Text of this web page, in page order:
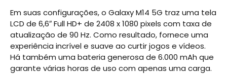
Em suas configurações, o Galaxy M14 5G traz uma tela
LCD de 6,6″ Full HD+ de 2408 x 1080 pixels com taxa de
atualização de 90 Hz. Como resultado, fornece uma
experiência incrível e suave ao curtir jogos e vídeos.
Há também uma bateria generosa de 6.000 mAh que
garante várias horas de uso com apenas uma carga.